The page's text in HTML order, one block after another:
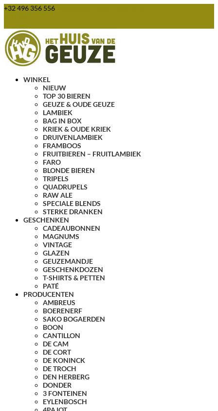
+32 496 356 556
WINKEL
NIEUW
TOP 30 BIEREN
GEUZE & OUDE GEUZE
LAMBIEK
BAG IN BOX
KRIEK & OUDE KRIEK
DRUIVENLAMBIEK
FRAMBOOS
FRUITBIEREN – FRUITLAMBIEK
FARO
BLONDE BIEREN
TRIPELS
QUADRUPELS
RAW ALE
SPECIALE BLENDS
STERKE DRANKEN
GESCHENKEN
CADEAUBONNEN
MAGNUMS
VINTAGE
GLAZEN
GEUZEMANDJE
GESCHENKDOZEN
T-SHIRTS & PETTEN
PATÉ
PRODUCENTEN
AMBREUS
BOERENERF
SAKO BOGAERDEN
BOON
CANTILLON
DE CAM
DE CORT
DE KONINCK
DE TROCH
DEN HERBERG
DONDER
3 FONTEINEN
EYLENBOSCH